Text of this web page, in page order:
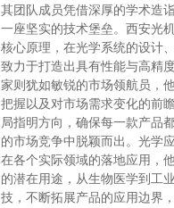
其团队成员凭借深厚的学术造
一座坚实的技术堡垒。西安光
核心原理，在光学系统的设计
致力于打造出具有性能与高精
家则犹如敏锐的市场领航员，
把握以及对市场需求变化的前
局指明方向，确保每一款产品
的市场竞争中脱颖而出。光学
在各个实际领域的落地应用，
的潜在用途，从生物医学到工
技，不断拓展产品的应用边界